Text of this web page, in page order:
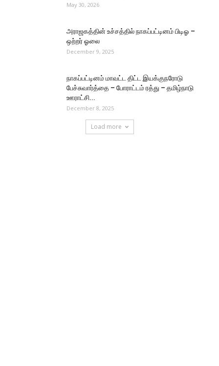
May 30, 2026
அராஜகத்தின் உச்சத்தில் நாகப்பட்டினம் பிடிஓ –
ஒற்றர் ஓலை
December 9, 2025
நாகப்பட்டினம் மாவட்ட திட்ட இயக்குநரோடு
பேச்சுவார்த்தை – போராட்டம் ரத்து – தமிழ்நாடு
ஊராட்சி...
December 8, 2025
Load more